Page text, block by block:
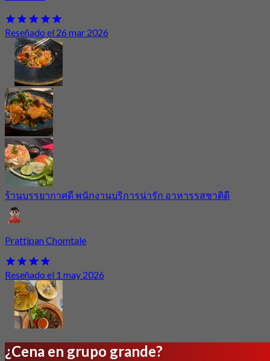
Reseñado el 26 mar 2026
ร้านบรรยากาศดี พนักงานบริการน่ารัก อาหารรสชาติดี
Prattipan Chomtale
Reseñado el 1 may 2026
¿Cena en grupo grande?